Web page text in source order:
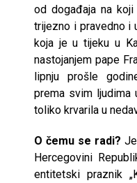
od događaja na
trijezno i pravedno i
koja je u tijeku u
nastojanjem pape
lipnju prošle
prema svim ljudima
toliko krvarila u
O čemu se radi?
Hercegovini
entitetski praznik